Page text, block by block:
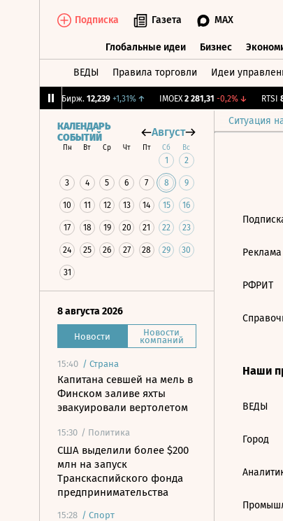
Подписка Газета MAX
Глобальные идеи Бизнес
ВЕДЫ Правила торговли Идеи
CNY Бирж. 12,239 +1,31%↑ IMOEX 2 281,31 -0,2%↓ RTSI
Ситуация
КАЛЕНДАРЬ
СОБЫТИЙ
Август
Пн Вт Ср Чт Пт Сб Вс
1 2
3 4 5 6 7 8 9
10 11 12 13 14 15 16
17 18 19 20 21 22 23
24 25 26 27 28 29 30
31
8 августа 2026
Новости Новости
компаний
15:40 / Страна
Капитана севшей на мель в
Финском заливе яхты
эвакуировали вертолетом
15:30 / Политика
США выделили более $200
млн на запуск
Транскаспийского фонда
предпринимательства
15:28 / Спорт
Реклама
РФРИТ
Наши
ВЕДЫ
Город